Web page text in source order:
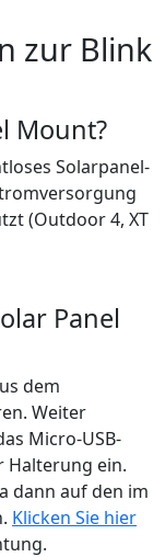
zur Blink
Mount?
Solarpanel-
(Outdoor 4, XT
Panel
dem
Weiter
Micro-USB-
Halterung ein.
dann auf den im
Klicken Sie hier